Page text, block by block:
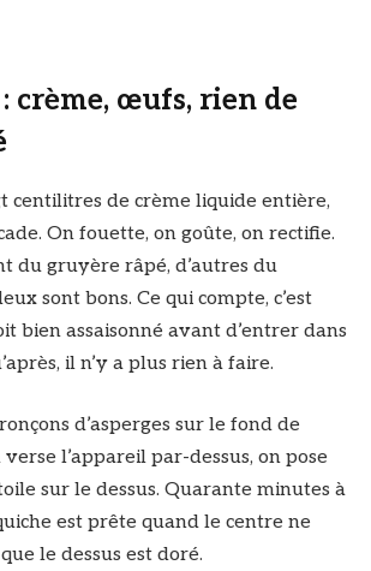
crème, œufs, rien de
centilitres de crème liquide entière,
On fouette, on goûte, on rectifie.
du gruyère râpé, d’autres du
sont bons. Ce qui compte, c’est
bien assaisonné avant d’entrer dans
il n’y a plus rien à faire.
d’asperges sur le fond de
l’appareil par-dessus, on pose
sur le dessus. Quarante minutes à
est prête quand le centre ne
le dessus est doré.